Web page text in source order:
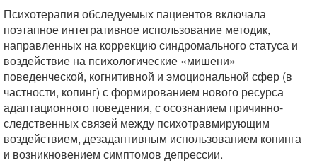
Психотерапия обследуемых пациентов включала
поэтапное интегративное использование методик,
направленных на коррекцию синдромального статуса и
воздействие на психологические «мишени»
поведенческой, когнитивной и эмоциональной сфер (в
частности, копинг) с формированием нового ресурса
адаптационного поведения, с осознанием причинно-
следственных связей между психотравмирующим
воздействием, дезадаптивным использованием копинга
и возникновением симптомов депрессии.